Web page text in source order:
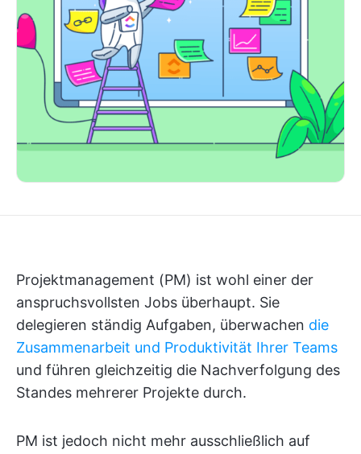
Projektmanagement (PM) ist wohl einer der
anspruchsvollsten Jobs überhaupt. Sie
delegieren ständig Aufgaben, überwachen die
Zusammenarbeit und Produktivität Ihrer Teams
und führen gleichzeitig die Nachverfolgung des
Standes mehrerer Projekte durch.
PM ist jedoch nicht mehr ausschließlich auf